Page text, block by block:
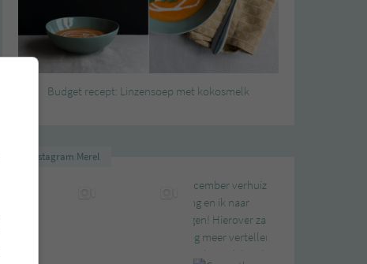
Budget recept: Linzensoep met kokosmelk
Instagram Merel